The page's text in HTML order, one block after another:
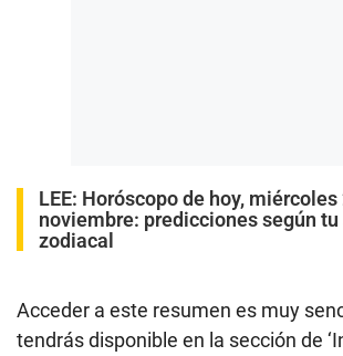
LEE: Horóscopo de hoy, miércoles
noviembre: predicciones según
zodiacal
Acceder a este resumen es muy
tendrás disponible en la sección de